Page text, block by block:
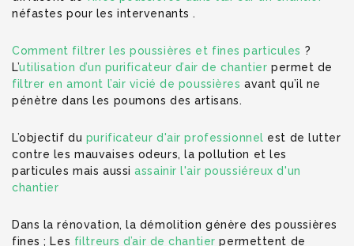
néfastes pour les intervenants .
Comment filtrer les poussières et fines particules ?
L’utilisation d’un purificateur d’air de chantier permet de
filtrer en amont l’air vicié de poussières avant qu’il ne
pénètre dans les poumons des artisans.
L’objectif du purificateur d'air professionnel est de lutter
contre les mauvaises odeurs, la pollution et les
particules mais aussiassainir l'air poussiéreux d'un
chantier
Dans la rénovation, la démolition génère des poussières
fines ; Les filtreurs d’air de chantier permettent de